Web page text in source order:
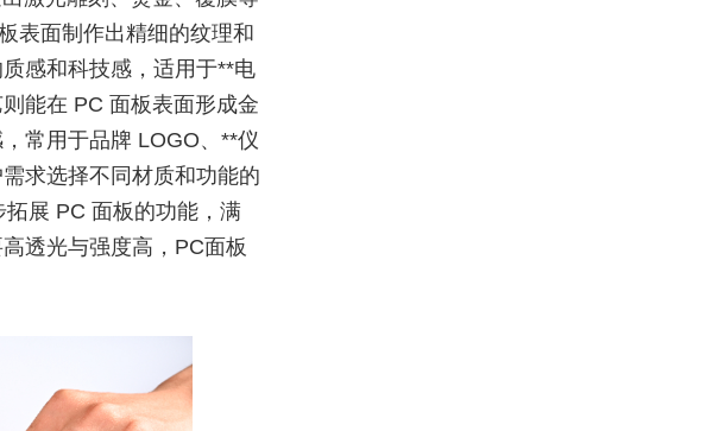
表面制作出精细的纹理和
感和科技感，适用于**电
能在 PC 面板表面形成金
常用于品牌 LOGO、**仪
求选择不同材质和功能的
展 PC 面板的功能，满
透光与强度高，PC面板